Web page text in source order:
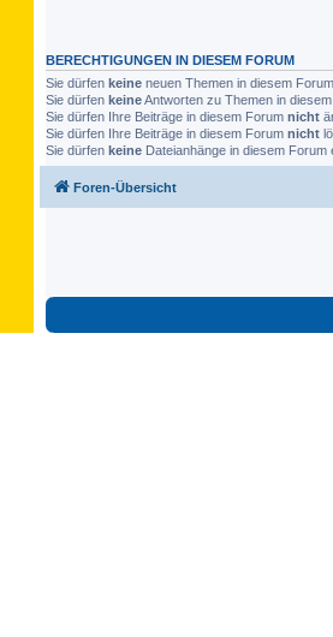
BERECHTIGUNGEN IN DIESEM FORUM
Sie dürfen keine neuen Themen in diesem
Sie dürfen keineAntworten zu Themen in
Sie dürfen Ihre Beiträge in diesem Forum nicht
Sie dürfen Ihre Beiträge in diesem Forum nicht
Sie dürfen keine Dateianhänge in diesem Forum
Foren-Übersicht